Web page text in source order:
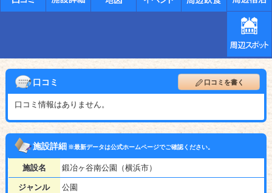
口コミ 口コミを書く
口コミ情報はありません。
施設詳細※最新データは公式ホームページでご確認ください。
施設名 鍛冶ヶ谷南公園（横浜市）
ジャンル 公園